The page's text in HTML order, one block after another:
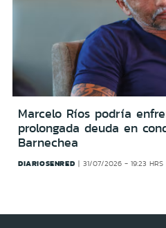
Marcelo Ríos podría
prolongada deuda en
Barnechea
DIARIOSENRED 31/07/2026 - 19:23 HRS